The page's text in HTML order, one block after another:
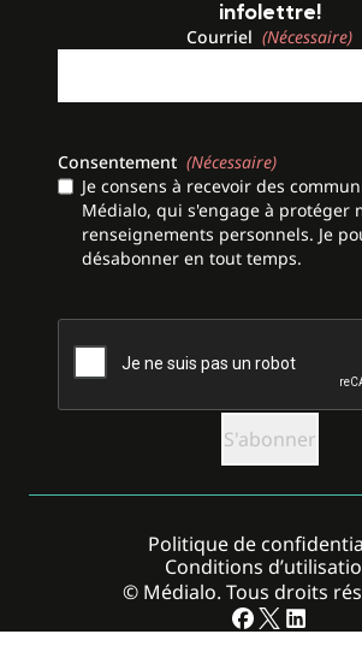
infolettre!
Courriel (Nécessaire)
Consentement (Nécessaire)
Je consens à recevoir des
Médialo, qui s'engage à protéger
renseignements personnels. Je
désabonner en tout temps.
© Médialo. Tous droits
Politique de
Conditions